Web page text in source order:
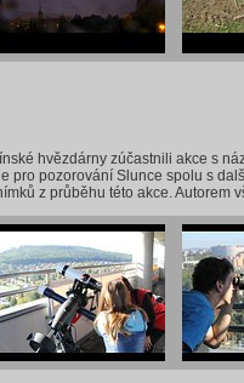
hvězdárny zúčastnili akce s
pro pozorování Slunce spolu s
z průběhu této akce. Autorem